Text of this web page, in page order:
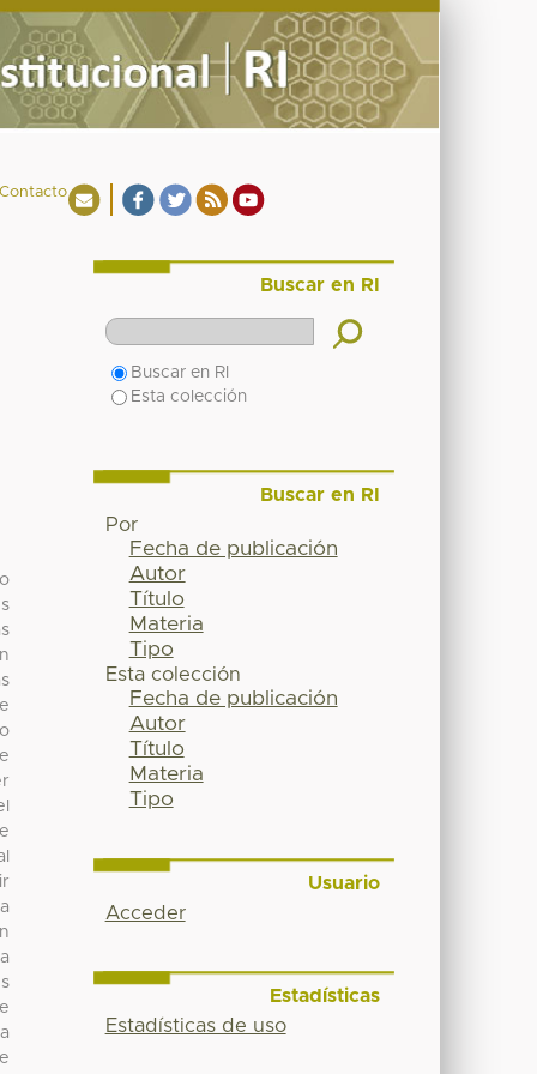
Contacto
Buscar en RI
Buscar en RI
Esta colección
Buscar en RI
Por
Fecha de publicación
Autor
Título
Materia
Tipo
Esta colección
Fecha de publicación
Autor
Título
Materia
Tipo
Usuario
Acceder
Estadísticas
Estadísticas de uso